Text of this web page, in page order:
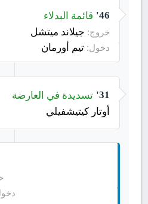
46' قائمة البدلاء
خروج: جيلاند ميتشل
دخول: تيم أورمان
31' تسديدة في العارضة
أوتار كيتيشفيلي